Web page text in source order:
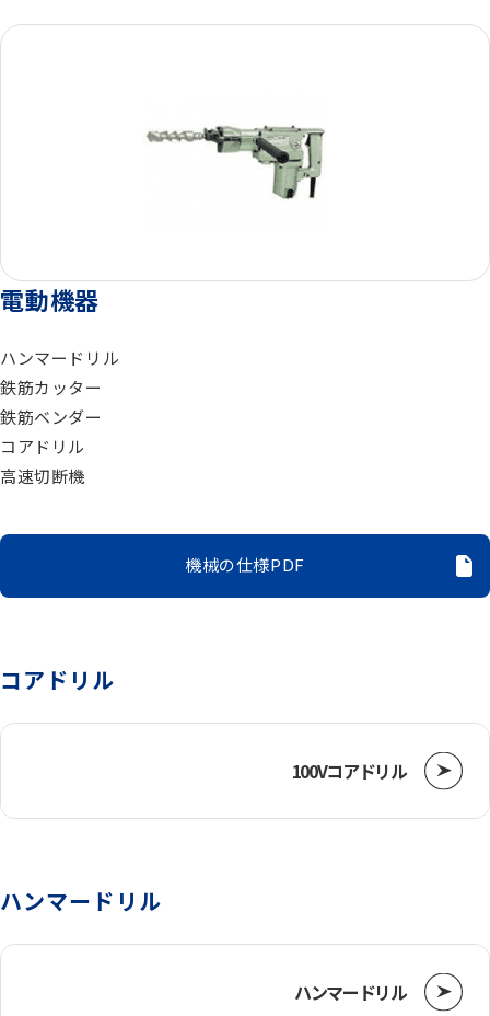
モルタル注入機器
エアーツール
ベルトコンベアー
電動機器
ハンマードリル
鉄筋カッター
鉄筋ベンダー
コアドリル
高速切断機
機械の仕様PDF
コアドリル
100Vコアドリル
ハンマードリル
ハンマードリル